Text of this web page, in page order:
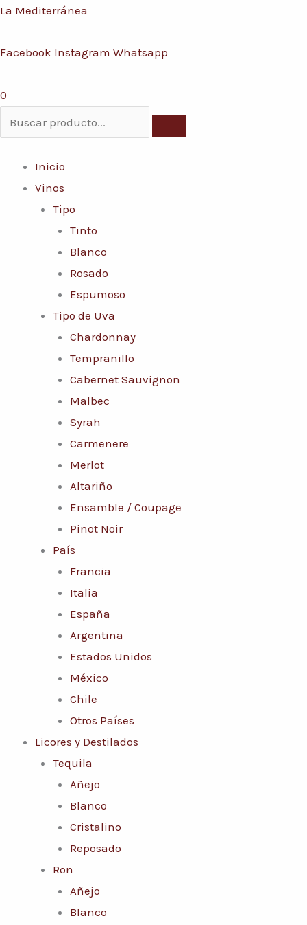
Ir
contenido
La Mediterránea
Facebook Instagram Whatsapp
0
Inicio
Vinos
Tipo
Tinto
Blanco
Rosado
Espumoso
Tipo de Uva
Chardonnay
Tempranillo
Cabernet Sauvignon
Malbec
Syrah
Carmenere
Merlot
Altariño
Ensamble / Coupage
Pinot Noir
País
Francia
Italia
España
Argentina
Estados Unidos
México
Chile
Otros Países
Licores y Destilados
Tequila
Añejo
Blanco
Cristalino
Reposado
Ron
Añejo
Blanco
Menú